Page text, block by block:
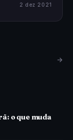
2 dez 2021
→
o que muda